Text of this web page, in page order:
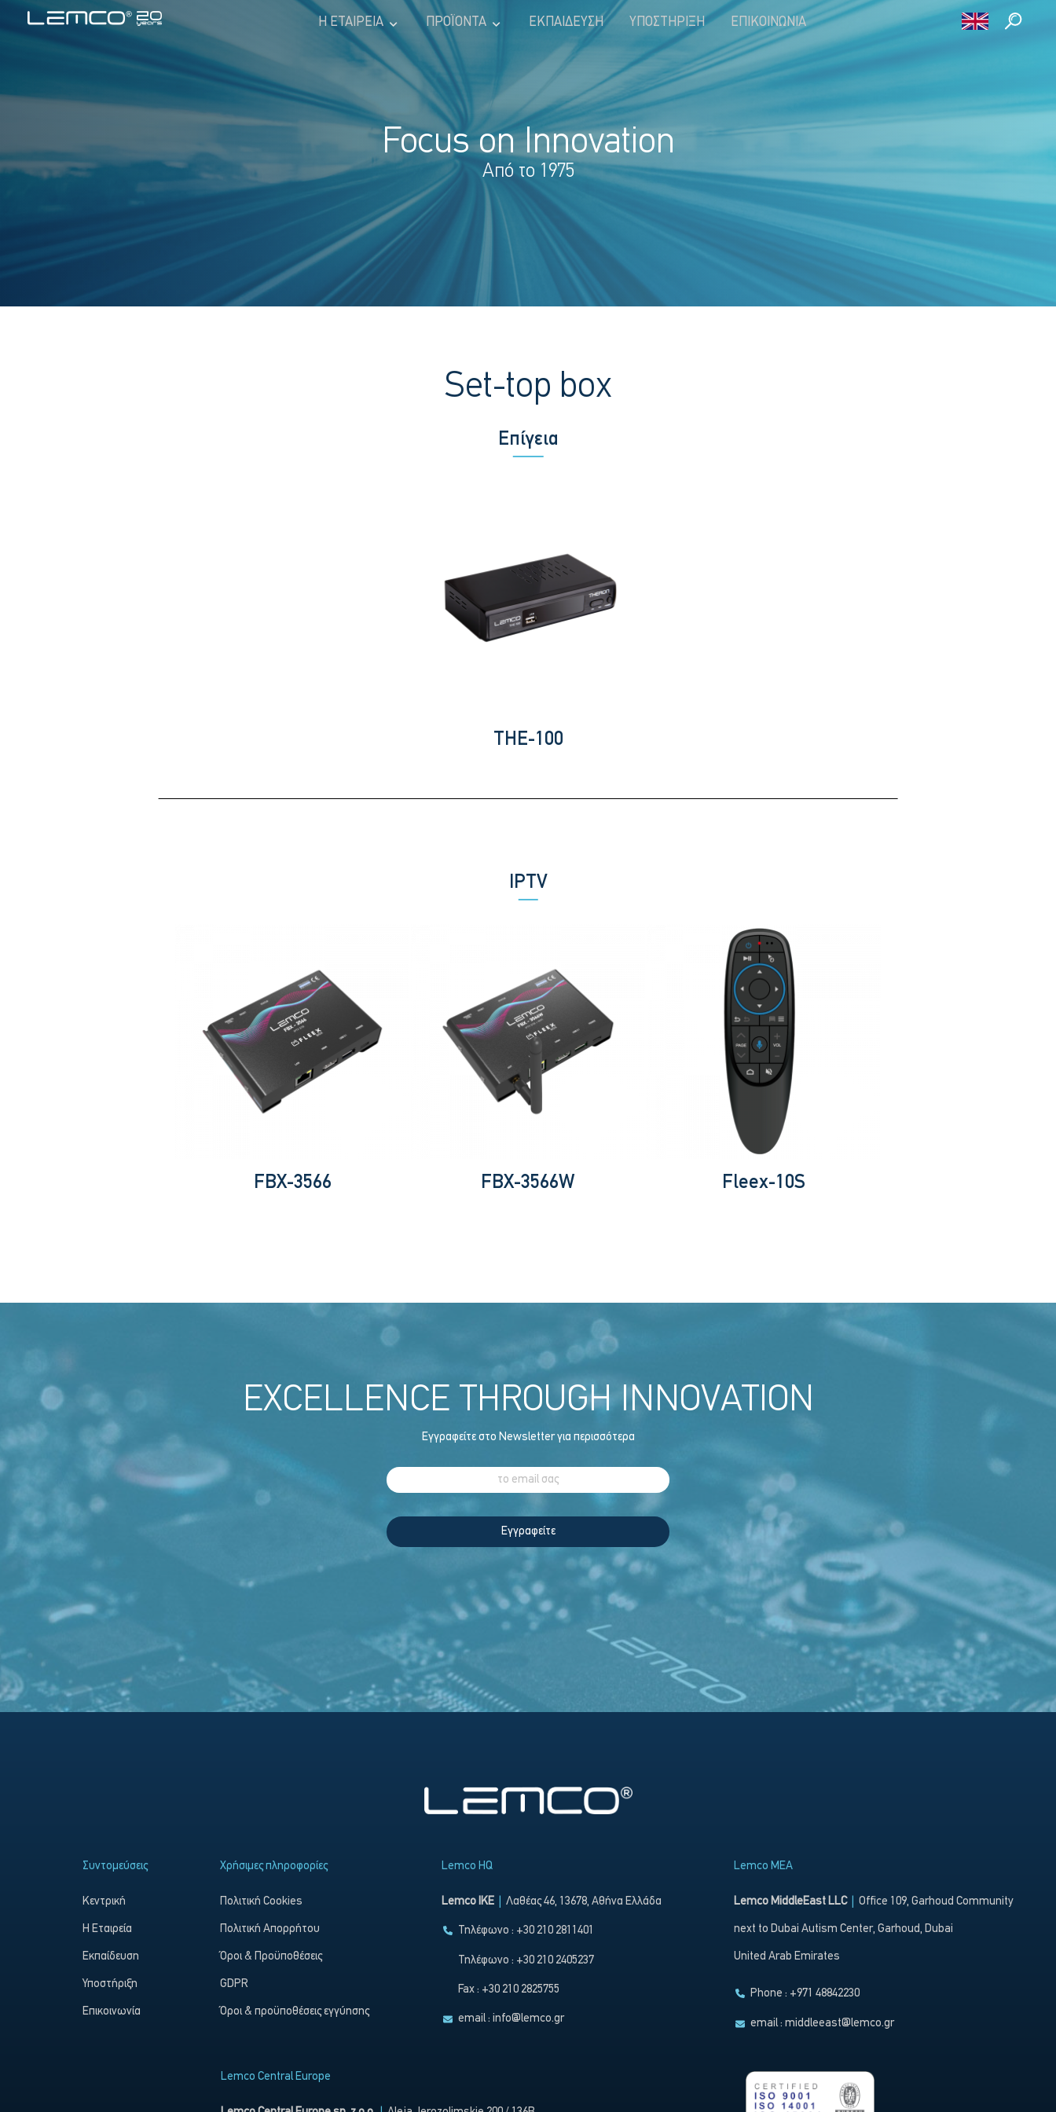
Η ΕΤΑΙΡΕΊΑ ΠΡΟΪΌΝΤΑ ΕΚΠΑΊΔΕΥΣΗ ΥΠΟΣΤΉΡΙΞΗ ΕΠΙΚΟΙΝΩΝΊΑ
Focus on Innovation
Από το 1975
Set-top box
Επίγεια
THE-100
IPTV
FBX-3566 FBX-3566W Fleex-10S
EXCELLENCE THROUGH INNOVATION
Εγγραφείτε στο Newsletter για περισσότερα
Εγγραφείτε
Συντομεύσεις
Κεντρική
Η Εταιρεία
Εκπαίδευση
Υποστήριξη
Επικοινωνία
Χρήσιμες πληροφορίες
Πολιτική Cookies
Πολιτική Απορρήτου
Όροι & Προϋποθέσεις
GDPR
Όροι & προϋποθέσεις εγγύησης
Lemco HQ
Lemco IKE Λαθέας 46, 13678, Αθήνα Ελλάδα
Τηλέφωνο : +30 210 2811401
Τηλέφωνο : +30 210 2405237
Fax : +30 210 2825755
email : info@lemco.gr
Lemco MEA
Lemco MiddleEast LLC Office 109, Garhoud Community
next to Dubai Autism Center, Garhoud, Dubai
United Arab Emirates
Phone : +971 48842230
email : middleeast@lemco.gr
Lemco Central Europe